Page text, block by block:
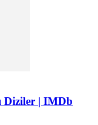
Diziler | IMDb